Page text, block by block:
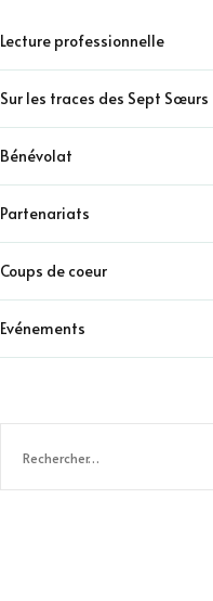
Lecture professionnelle
Sur les traces des Sept Sœurs
Bénévolat
Partenariats
Coups de coeur
Evénements